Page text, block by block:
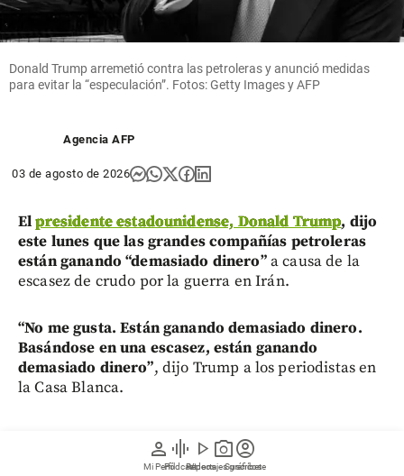
person
Mi Perfil
graphic_eq
Pódcast
play_arrow
Videos
photo_camera
Reportajes gráficos
account_circle
Suscríbete
Donald Trump arremetió contra las petroleras y anunció medidas
para evitar la “especulación”. Fotos: Getty Images y AFP
Agencia AFP
03 de agosto de 2026
Elpresidente estadounidense, Donald Trump, dijo
este lunes que las grandes compañías petroleras
están ganando “demasiado dinero”a causa de la
escasez de crudo por la guerra en Irán.
“No me gusta. Están ganando demasiado dinero.
Basándose en una escasez, están ganando
demasiado dinero”, dijo Trump a los periodistas en
la Casa Blanca.